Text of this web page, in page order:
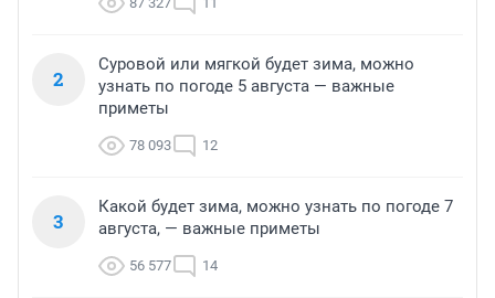
2
Суровой или мягкой будет зима, можно
узнать по погоде 5 августа — важные
приметы
78 093 12
3
Какой будет зима, можно узнать по погоде 7
августа, — важные приметы
56 577 14